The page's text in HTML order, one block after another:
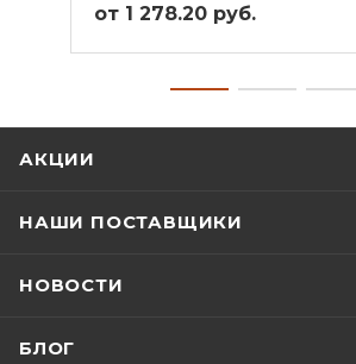
от 1 278.20 руб.
АКЦИИ
НАШИ ПОСТАВЩИКИ
НОВОСТИ
БЛОГ